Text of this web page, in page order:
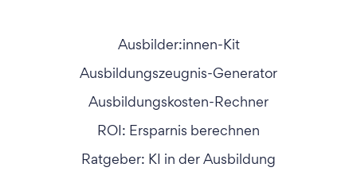
Ausbilder:innen-Kit
Ausbildungszeugnis-Generator
Ausbildungskosten-Rechner
ROI: Ersparnis berechnen
Ratgeber: KI in der Ausbildung